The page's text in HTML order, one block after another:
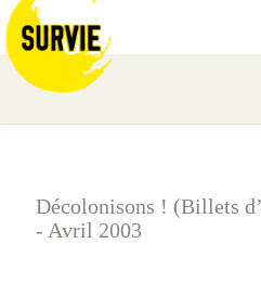
Décolonisons ! (Billets
- Avril 2003